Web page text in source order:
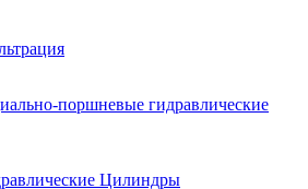
поршневые гидравлические
Цилиндры